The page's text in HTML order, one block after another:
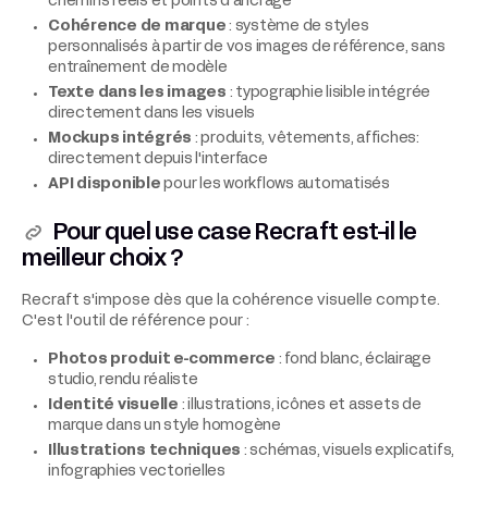
Cohérence de marque : système de styles
personnalisés à partir de vos images de référence, sans
entraînement de modèle
Texte dans les images : typographie lisible intégrée
directement dans les visuels
Mockups intégrés : produits, vêtements, affiches:
directement depuis l'interface
API disponible pour les workflows automatisés
Pour quel use case Recraft est-il le
meilleur choix ?
Recraft s'impose dès que la cohérence visuelle compte.
C'est l'outil de référence pour :
Photos produit e-commerce : fond blanc, éclairage
studio, rendu réaliste
Identité visuelle : illustrations, icônes et assets de
marque dans un style homogène
Illustrations techniques : schémas, visuels explicatifs,
infographies vectorielles